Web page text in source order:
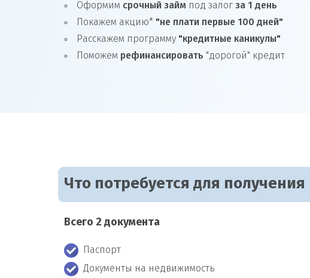
Оформим срочный займ под залог за 1 день
Покажем акцию* "не плати первые 100 дней"
Расскажем программу "кредитные каникулы"
Поможем рефинансировать "дорогой" кредит
Что потребуется для
Всего 2 документа
Паспорт
Документы на недвижимость